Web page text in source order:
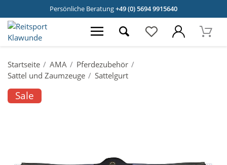
Persönliche Beratung+49 (0) 5694 9915640
Startseite AMA
Pferdezubehör
Sattel und Zaumzeuge
Sattelgurt
Sale